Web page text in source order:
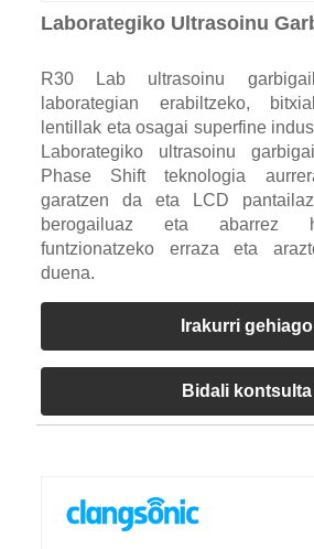
Laborategiko Ultrasoinu
R30 Lab ultrasoinu
laborategian erabiltzeko,
lentillak eta osagai superfine
Laborategiko ultrasoinu
Phase Shift teknologia
garatzen da eta LCD
berogailuaz eta abarrez
funtzionatzeko erraza eta
duena.
Irakurri gehiago
Bidali kontsulta